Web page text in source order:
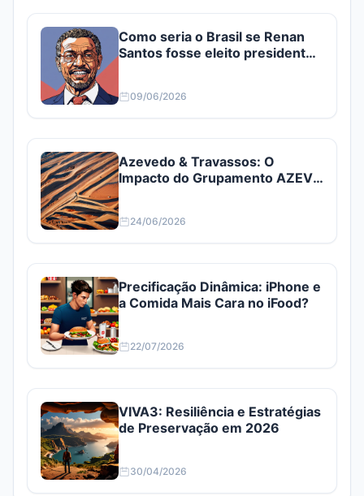
Como seria o Brasil se Renan
Santos fosse eleito presidente?
09/06/2026
Azevedo & Travassos: O
Impacto do Grupamento AZEV3
24/06/2026
Precificação Dinâmica: iPhone e
a Comida Mais Cara no iFood?
22/07/2026
VIVA3: Resiliência e Estratégias
de Preservação em 2026
30/04/2026